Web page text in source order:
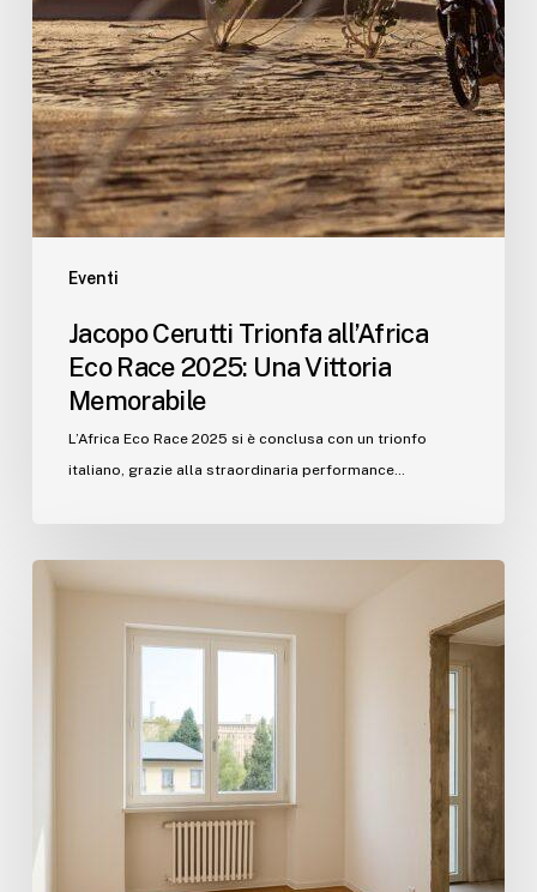
Eventi
Vittoria
Memorabile
Jacopo Cerutti Trionfa all’Africa
Eco Race 2025: Una Vittoria
Memorabile
L’Africa Eco Race 2025 si è conclusa con un trionfo
italiano, grazie alla straordinaria performance…
trasformarle